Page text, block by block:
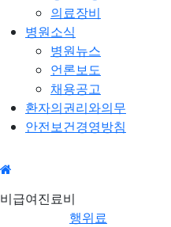
의료장비
병원소식
병원뉴스
언론보도
채용공고
환자의권리와의무
안전보건경영방침
비
비급여진료비
행위료